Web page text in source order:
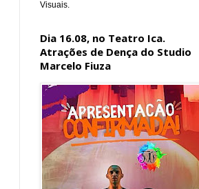
Visuais.
Dia 16.08, no Teatro Ica.
Atrações de Dença do Studio
Marcelo Fiuza